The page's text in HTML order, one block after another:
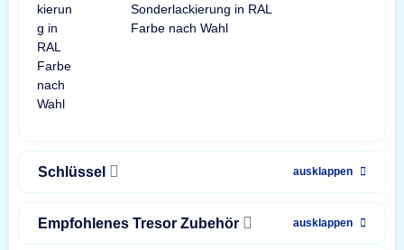
Sonderlackierung in RAL
Farbe nach Wahl
Schlüssel ausklappen
Empfohlenes Tresor Zubehör ausklappen